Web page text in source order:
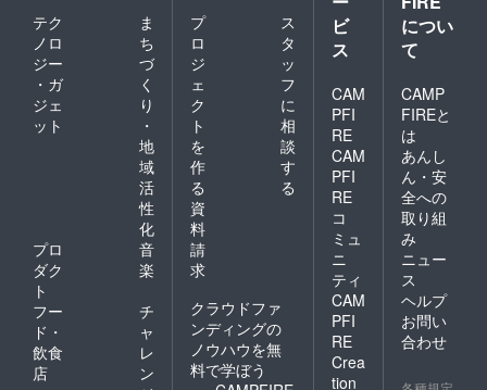
テク
ノロ
ジー
・ガ
ジェ
ット
ま
ち
づ
く
り
・
地
域
活
性
化
プロ
ダク
ト
音
楽
フー
ド・
飲食
店
チ
ャ
レ
ン
プ
ロ
ジ
ェ
ク
ト
を
作
る
ス
タ
ッ
フ
に
相
談
す
る
資
料
請
求
クラウドファ
ンディングの
ノウハウを無
料で学ぼう
ビ
ス
CAM
PFI
RE
CAM
PFI
RE
コ
ミュ
ニ
ティ
CAM
PFI
RE
Crea
tion
につい
て
CAMP
FIREと
は
あんし
ん・安
全への
取り組
み
ニュー
ス
ヘルプ
お問い
合わせ